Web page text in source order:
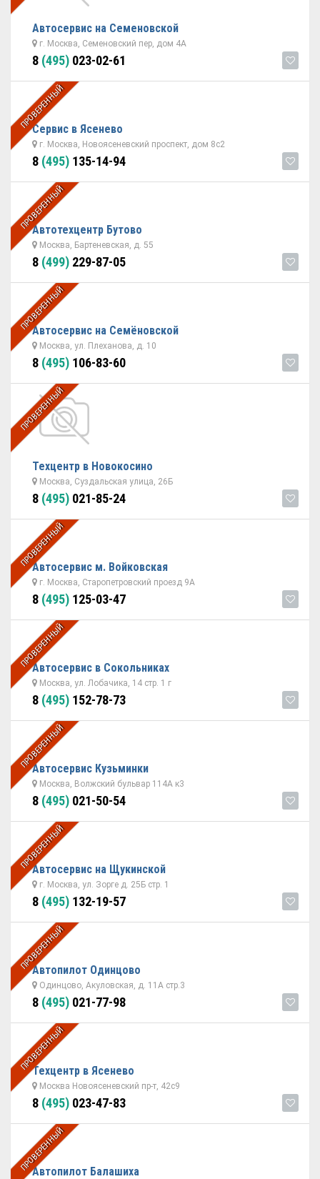
Автосервис на Семеновской
г. Москва, Семеновский пер, дом 4А
8 (495) 023-02-61
ПРОВЕРЕННЫЙ
Сервис в Ясенево
г. Москва, Новоясеневский проспект, дом 8с2
8 (495) 135-14-94
ПРОВЕРЕННЫЙ
Автотехцентр Бутово
Москва, Бартеневская, д. 55
8 (499) 229-87-05
ПРОВЕРЕННЫЙ
Автосервис на Семёновской
Москва, ул. Плеханова, д. 10
8 (495) 106-83-60
ПРОВЕРЕННЫЙ
Техцентр в Новокосино
Москва, Суздальская улица, 26Б
8 (495) 021-85-24
ПРОВЕРЕННЫЙ
Автосервис м. Войковская
г. Москва, Старопетровский проезд 9А
8 (495) 125-03-47
ПРОВЕРЕННЫЙ
Автосервис в Сокольниках
Москва, ул. Лобачика, 14 стр. 1 г
8 (495) 152-78-73
ПРОВЕРЕННЫЙ
Автосервис Кузьминки
Москва, Волжский бульвар 114А к3
8 (495) 021-50-54
ПРОВЕРЕННЫЙ
Автосервис на Щукинской
г. Москва, ул. Зорге д. 25Б стр. 1
8 (495) 132-19-57
ПРОВЕРЕННЫЙ
Автопилот Одинцово
Одинцово, Акуловская, д. 11А стр.3
8 (495) 021-77-98
ПРОВЕРЕННЫЙ
Техцентр в Ясенево
Москва Новоясеневский пр-т, 42с9
8 (495) 023-47-83
ПРОВЕРЕННЫЙ
Автопилот Балашиха